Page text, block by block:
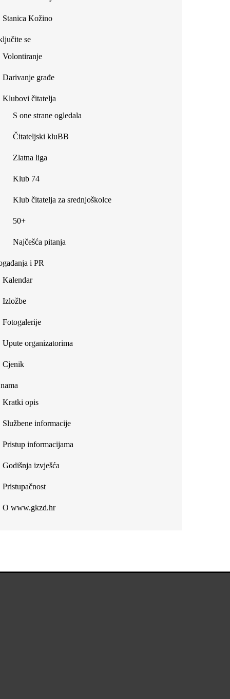
Stanica Kožino
se
Volontiranje
Darivanje građe
Klubovi čitatelja
S one strane ogledala
Čitateljski kluBB
Zlatna liga
Klub 74
Klub čitatelja za srednjoškolce
50+
Najčešća pitanja
i PR
Kalendar
Izložbe
Fotogalerije
Upute organizatorima
Cjenik
Kratki opis
Službene informacije
Pristup informacijama
Godišnja izvješća
Pristupačnost
O www.gkzd.hr